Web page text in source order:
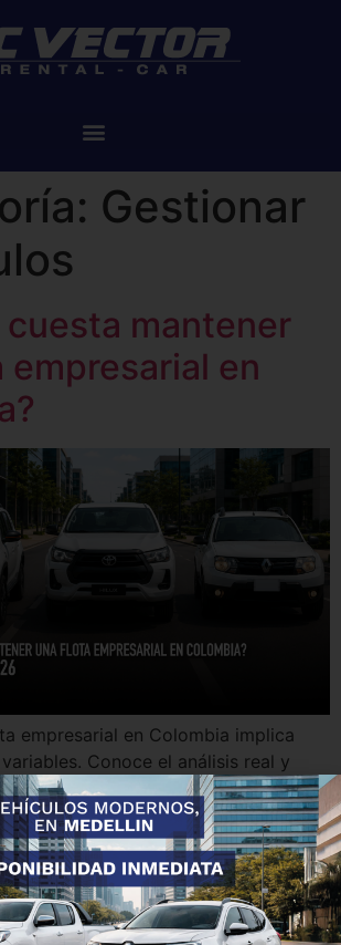
Gestionar
cuesta mantener
empresarial en
empresarial en Colombia implica
Conoce el análisis real y
inversión.
vehículos puede